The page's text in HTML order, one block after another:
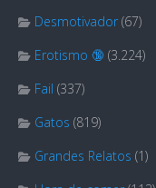
Desmotivador (67)
Erotismo 🔞 (3.224)
Fail (337)
Gatos (819)
Grandes Relatos (1)